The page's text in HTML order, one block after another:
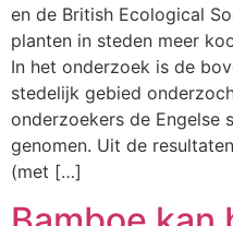
en de British Ecological
planten in steden meer
In het onderzoek is de
stedelijk gebied
onderzoekers de Engelse
genomen. Uit de
(met […]